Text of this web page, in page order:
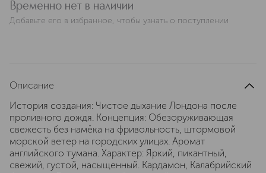
Временно нет в наличии
Добавьте его в избранное, чтобы узнать о поступлении
Описание
История создания: Чистое дыхание Лондона после
проливного дождя. Концепция: Обезоруживающая
свежесть без намёка на фривольность, штормовой
морской ветер на городских улицах. Аромат
английского тумана. Характер: Яркий, пикантный,
свежий, густой, насыщенный. Кардамон, Калабрийский